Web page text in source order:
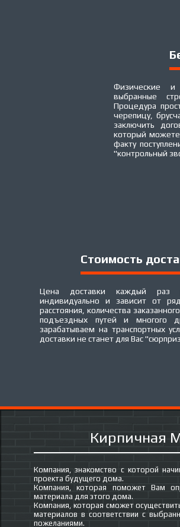
Физические и
выбранные
Процедура
черепицу,
заключить
который
факту
"контрольный
Стоимость
Цена доставки каждый раз
индивидуально и зависит от
расстояния, количества
подъездных путей и многого
зарабатываем на транспортных
доставки не станет для Вас
Кирпичная
Компания, знакомство с которой
проекта будущего дома.
Компания, которая поможет Вам
материала для этого дома.
Компания, которая сможет
материалов в соответствии с
пожеланиями.